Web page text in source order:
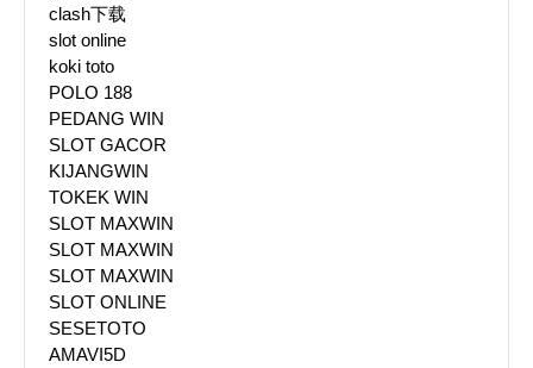
clash下载
slot online
koki toto
POLO 188
PEDANG WIN
SLOT GACOR
KIJANGWIN
TOKEK WIN
SLOT MAXWIN
SLOT MAXWIN
SLOT MAXWIN
SLOT ONLINE
SESETOTO
AMAVI5D